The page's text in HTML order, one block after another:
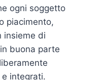
ogni soggetto
piacimento,
insieme di
buona parte
integrati.